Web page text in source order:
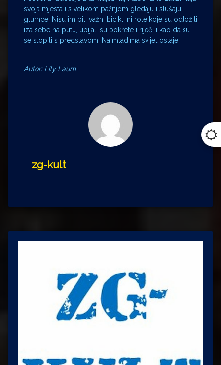
svoja mjesta i s velikom pažnjom gledaju i slušaju
glumce. Nisu im bili važni bicikli ni role koje su odložili
iza sebe na putu, upijali su pokrete i riječi i kao da su
se stopili s predstavom. Na mladima svijet ostaje.
Autor: Lily Laum
zg-kult